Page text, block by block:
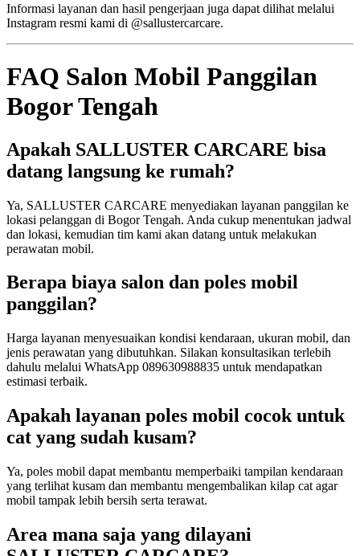
Informasi layanan dan hasil pengerjaan juga dapat dilihat melalui
Instagram resmi kami di @sallustercarcare.
FAQ Salon Mobil Panggilan
Bogor Tengah
Apakah SALLUSTER CARCARE bisa
datang langsung ke rumah?
Ya, SALLUSTER CARCARE menyediakan layanan panggilan ke
lokasi pelanggan di Bogor Tengah. Anda cukup menentukan jadwal
dan lokasi, kemudian tim kami akan datang untuk melakukan
perawatan mobil.
Berapa biaya salon dan poles mobil
panggilan?
Harga layanan menyesuaikan kondisi kendaraan, ukuran mobil, dan
jenis perawatan yang dibutuhkan. Silakan konsultasikan terlebih
dahulu melalui WhatsApp 089630988835 untuk mendapatkan
estimasi terbaik.
Apakah layanan poles mobil cocok untuk
cat yang sudah kusam?
Ya, poles mobil dapat membantu memperbaiki tampilan kendaraan
yang terlihat kusam dan membantu mengembalikan kilap cat agar
mobil tampak lebih bersih serta terawat.
Area mana saja yang dilayani